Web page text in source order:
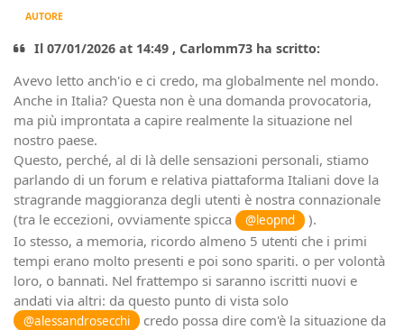
AUTORE
Il 07/01/2026 at 14:49 , Carlomm73 ha scritto:
Avevo letto anch'io e ci credo, ma globalmente nel mondo.
Anche in Italia? Questa non è una domanda provocatoria,
ma più improntata a capire realmente la situazione nel
nostro paese.
Questo, perché, al di là delle sensazioni personali, stiamo
parlando di un forum e relativa piattaforma Italiani dove la
stragrande maggioranza degli utenti è nostra connazionale
(tra le eccezioni, ovviamente spicca
@leopnd
).
Io stesso, a memoria, ricordo almeno 5 utenti che i primi
tempi erano molto presenti e poi sono spariti. o per volontà
loro, o bannati. Nel frattempo si saranno iscritti nuovi e
andati via altri: da questo punto di vista solo
@alessandrosecchi credo possa dire com'è la situazione da